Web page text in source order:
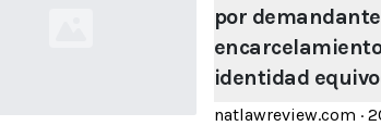
por
identidad
natlawreview.com ·